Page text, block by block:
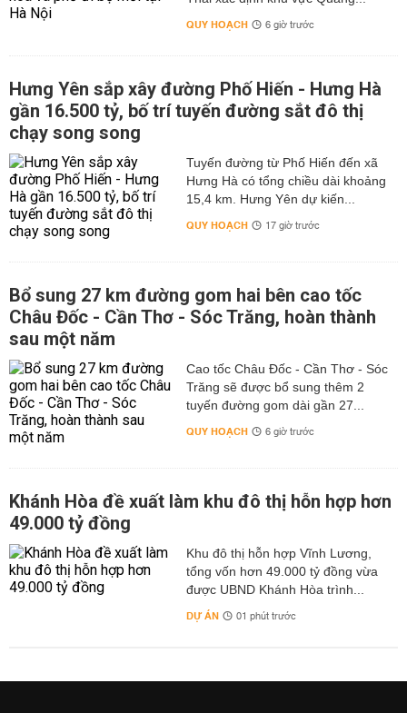
QUY HOẠCH 6 giờ trước
Hưng Yên sắp xây đường Phố Hiến - Hưng Hà
gần 16.500 tỷ, bố trí tuyến đường sắt đô thị
chạy song song
Tuyến đường từ Phố Hiến đến xã
Hưng Hà có tổng chiều dài khoảng
15,4 km. Hưng Yên dự kiến...
QUY HOẠCH 17 giờ trước
Bổ sung 27 km đường gom hai bên cao tốc
Châu Đốc - Cần Thơ - Sóc Trăng, hoàn thành
sau một năm
Cao tốc Châu Đốc - Cần Thơ - Sóc
Trăng sẽ được bổ sung thêm 2
tuyến đường gom dài gần 27...
QUY HOẠCH 6 giờ trước
Khánh Hòa đề xuất làm khu đô thị hỗn hợp hơn
49.000 tỷ đồng
Khu đô thị hỗn hợp Vĩnh Lương,
tổng vốn hơn 49.000 tỷ đồng vừa
được UBND Khánh Hòa trình...
DỰ ÁN 01 phút trước